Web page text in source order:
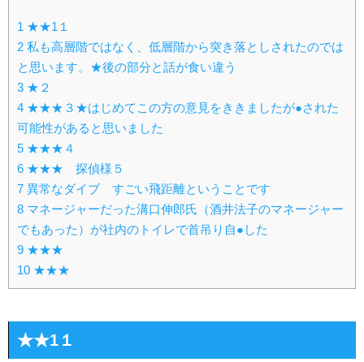
1 ★★1１
2 私も高層階ではなく、低層階から突き落としされたのでは
と思います。★後の部分と話が食い違う
3 ★２
4 ★★★３★はじめてこの方の意見をききましたが●された
可能性があると思いました
5 ★★★４
6 ★★★ 探偵様５
7 異常なダイブ すごい飛距離ということです
8 マネージャーだった溝口伸郎氏（酒井法子のマネージャー
でもあった）が社内のトイレで首吊り自●した
9 ★★★
10 ★★★
★★1１